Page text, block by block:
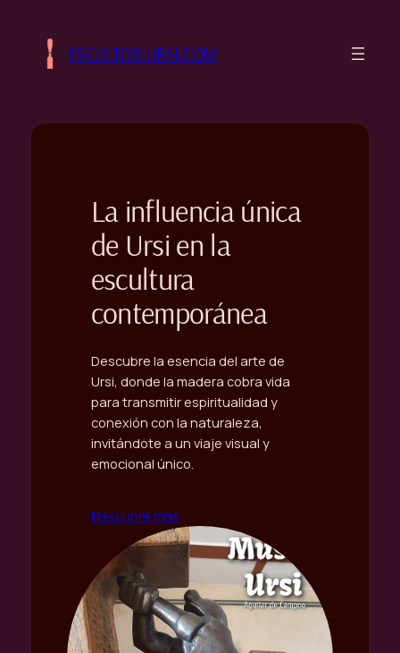
contenidoESCULTOR-URSI.COM
La influencia única
de Ursi en la
escultura
contemporánea
Descubre la esencia del arte de
Ursi, donde la madera cobra vida
para transmitir espiritualidad y
conexión con la naturaleza,
invitándote a un viaje visual y
emocional único.
Descubre más